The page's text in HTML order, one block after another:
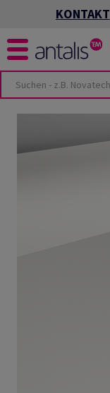
KONTAKT